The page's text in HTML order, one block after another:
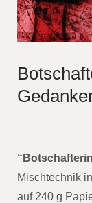
Mischtechnik
auf 240 g